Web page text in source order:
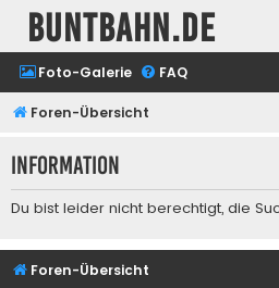
buntbahn.de
Foto-Galerie FAQ
Foren-Übersicht
Information
Du bist leider nicht berechtigt, die
Foren-Übersicht